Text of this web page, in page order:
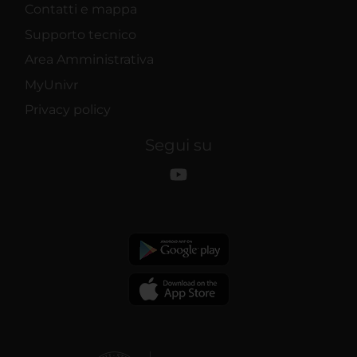
Contatti e mappa
Supporto tecnico
Area Amministrativa
MyUnivr
Privacy policy
Segui su